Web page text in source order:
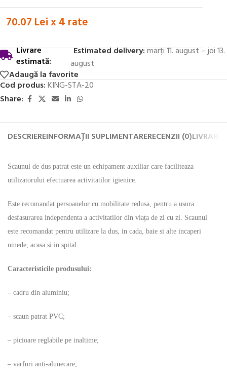
70.07 Lei x 4 rate
Livrare
estimată:
Estimated delivery:marți 11. august – joi 13.
august
Adaugă la favorite
Cod produs:KING-STA-20
Share:
DESCRIEREINFORMAȚII SUPLIMENTARERECENZII (0)LIVRARE
Scaunul de dus patrat este un echipament auxiliar care faciliteaza
utilizatorului efectuarea activitatilor igienice.
Este recomandat persoanelor cu mobilitate redusa, pentru a usura
desfasurarea independenta a activitatilor din viața de zi cu zi. Scaunul
este recomandat pentru utilizare la dus, in cada, baie si alte incaperi
umede, acasa si in spital.
Caracteristicile produsului:
– cadru din aluminiu;
– scaun patrat PVC;
– picioare reglabile pe inaltime;
– varfuri anti-alunecare;